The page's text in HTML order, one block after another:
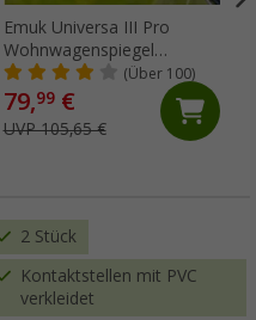
Emuk Universa III Pro
Wohnwagenspiegel
universal schwarz im Paar
(Über 100)
79,99€
UVP 105,65 €
2 Stück
Kontaktstellen mit PVC
verkleidet